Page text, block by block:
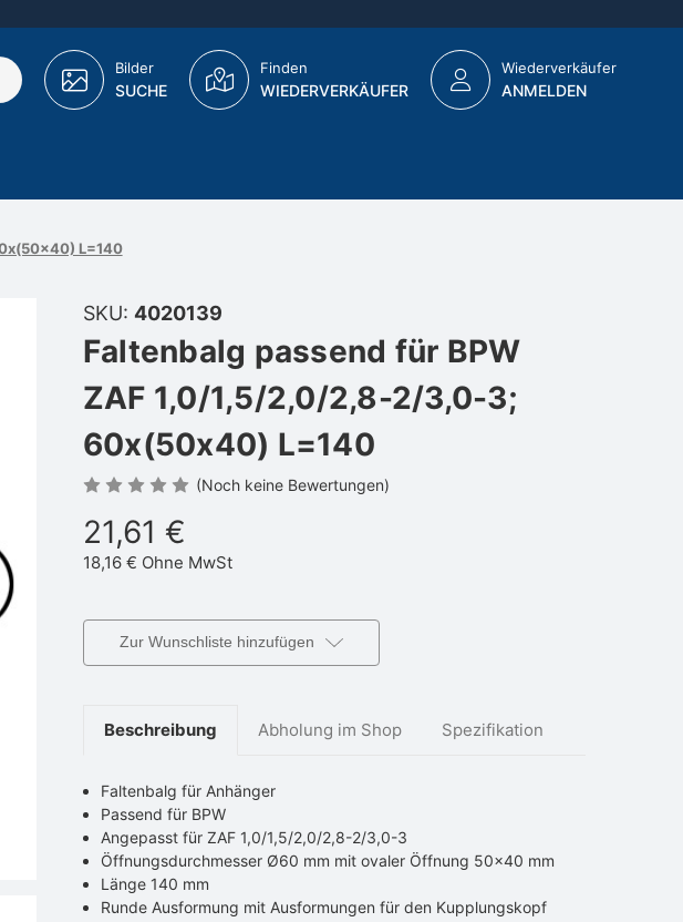
Bilder
SUCHE
Finden
WIEDERVERKÄUFER
Wiederverkäufer
ANMELDEN
L=140
SKU: 4020139
Faltenbalg passend für BPW
ZAF 1,0/1,5/2,0/2,8-2/3,0-3;
60x(50x40) L=140
(Noch keine Bewertungen)
21,61 €
18,16 € Ohne MwSt
Zur Wunschliste hinzufügen
Beschreibung Abholung im Shop Spezifikation
Faltenbalg für Anhänger
Passend für BPW
Angepasst für ZAF 1,0/1,5/2,0/2,8-2/3,0-3
Öffnungsdurchmesser Ø60 mm mit ovaler Öffnung 50×40 mm
Länge 140 mm
Runde Ausformung mit Ausformungen für den Kupplungskopf